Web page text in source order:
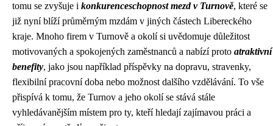
tomu se zvyšuje i konkurenceschopnost mezd v Turnově, které se
již nyní blíží průměrným mzdám v jiných částech Libereckého
kraje. Mnoho firem v Turnově a okolí si uvědomuje důležitost
motivovaných a spokojených zaměstnanců a nabízí proto atraktivní
benefity, jako jsou například příspěvky na dopravu, stravenky,
flexibilní pracovní doba nebo možnost dalšího vzdělávání. To vše
přispívá k tomu, že Turnov a jeho okolí se stává stále
vyhledávanějším místem pro ty, kteří hledají zajímavou práci a